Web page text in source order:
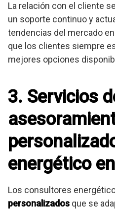
La relación con el cliente
un soporte continuo y
tendencias del mercado
que los clientes siempre
mejores opciones
3. Servicios
energético
Los consultores
personalizados que se